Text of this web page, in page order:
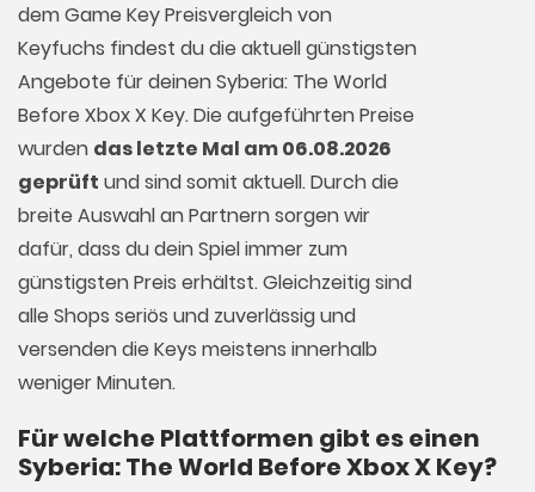
dem Game Key Preisvergleich von
Keyfuchs findest du die aktuell günstigsten
Angebote für deinen Syberia: The World
Before Xbox X Key. Die aufgeführten Preise
wurden das letzte Mal am 06.08.2026
geprüft und sind somit aktuell. Durch die
breite Auswahl an Partnern sorgen wir
dafür, dass du dein Spiel immer zum
günstigsten Preis erhältst. Gleichzeitig sind
alle Shops seriös und zuverlässig und
versenden die Keys meistens innerhalb
weniger Minuten.
Für welche Plattformen gibt es einen
Syberia: The World Before Xbox X Key?